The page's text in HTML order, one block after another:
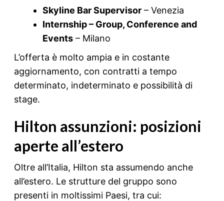
Skyline Bar Supervisor– Venezia
Internship – Group, Conference and
Events– Milano
L’offerta è molto ampia e in costante
aggiornamento, con contratti a tempo
determinato, indeterminato e possibilità di
stage.
Hilton assunzioni: posizioni
aperte all’estero
Oltre all’Italia, Hilton sta assumendo anche
all’estero. Le strutture del gruppo sono
presenti in moltissimi Paesi, tra cui: